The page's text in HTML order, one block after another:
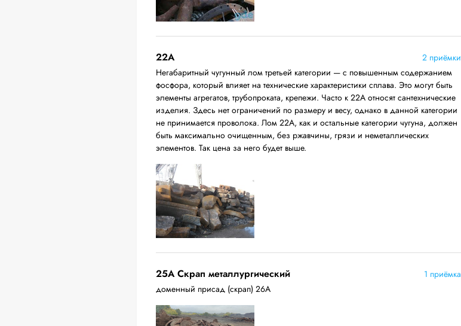
22A
2 приёмки
Негабаритный чугунный лом третьей категории — с повышенным содержанием
фосфора, который влияет на технические характеристики сплава. Это могут быть
элементы агрегатов, трубопроката, крепежи. Часто к 22А относят сантехнические
изделия. Здесь нет ограничений по размеру и весу, однако в данной категории
не принимается проволока. Лом 22А, как и остальные категории чугуна, должен
быть максимально очищенным, без ржавчины, грязи и неметаллических
элементов. Так цена за него будет выше.
25A Скрап металлургический
1 приёмка
доменный присад (скрап) 26А